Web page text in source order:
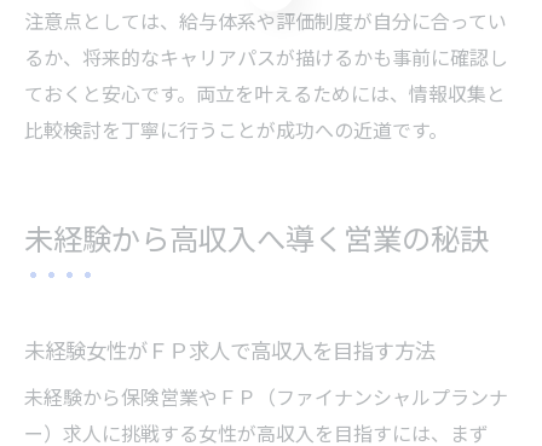
注意点としては、給与体系や評価制度が自分に合ってい
るか、将来的なキャリアパスが描けるかも事前に確認し
ておくと安心です。両立を叶えるためには、情報収集と
比較検討を丁寧に行うことが成功への近道です。
未経験から高収入へ導く営業の秘訣
未経験女性がＦＰ求人で高収入を目指す方法
未経験から保険営業やＦＰ（ファイナンシャルプランナ
ー）求人に挑戦する女性が高収入を目指すには、まず